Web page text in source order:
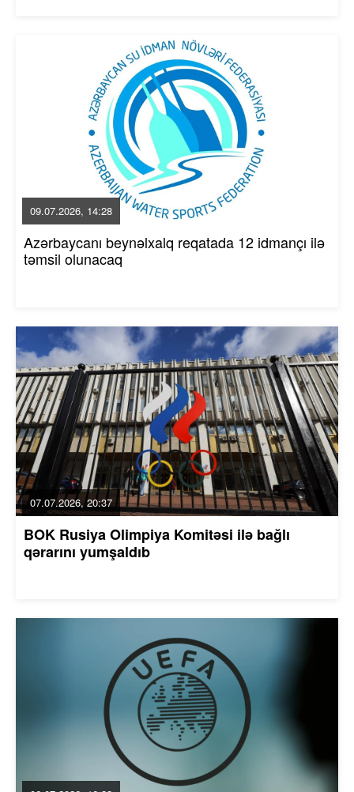
09.07.2026, 14:28
Azərbaycanı beynəlxalq reqatada 12 idmançı ilə
təmsil olunacaq
07.07.2026, 20:37
BOK Rusiya Olimpiya Komitəsi ilə bağlı
qərarını yumşaldıb